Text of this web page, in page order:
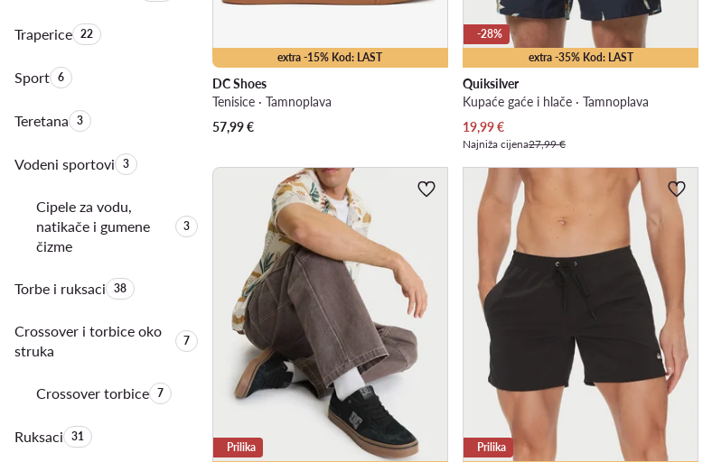
TrapericeKoličina proizvoda:
22
SportKoličina proizvoda:
6
TeretanaKoličina proizvoda:
3
Vodeni sportoviKoličina proizvoda:
3
Cipele za vodu,
natikače i gumene
čizme
Količina proizvoda:
3
Torbe i ruksaciKoličina proizvoda:
38
Crossover i torbice oko
struka
Količina proizvoda:
7
Crossover torbiceKoličina proizvoda:
7
RuksaciKoličina proizvoda:
31
extra -15% Kod: LAST
DC Shoes
Tenisice · Tamnoplava
57,99€
extra -35% Kod: LAST
-28%
Quiksilver
Kupaće gaće i hlače · Tamnoplava
Trenutna cijena
19,99€
Najniža cijena27,99 €
Prilika Prilika